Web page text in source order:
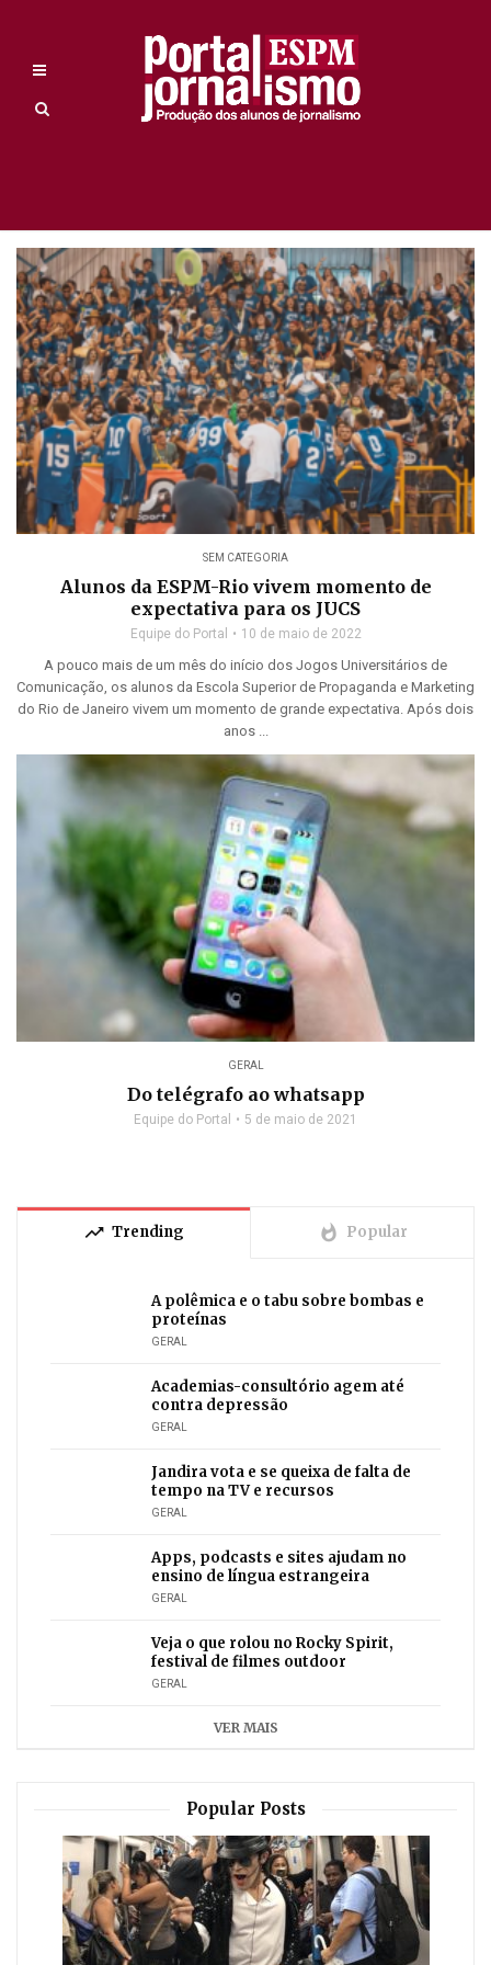
SEM CATEGORIA
Alunos da ESPM-Rio vivem momento de
expectativa para os JUCS
Equipe do Portal 10 de maio de 2022
A pouco mais de um mês do início dos Jogos Universitários de
Comunicação, os alunos da Escola Superior de Propaganda e Marketing
do Rio de Janeiro vivem um momento de grande expectativa. Após dois
anos ...
GERAL
Do telégrafo ao whatsapp
Equipe do Portal 5 de maio de 2021
trending_up Trending whatshot Popular
A polêmica e o tabu sobre bombas e
proteínas
GERAL
Academias-consultório agem até
contra depressão
GERAL
Jandira vota e se queixa de falta de
tempo na TV e recursos
GERAL
Apps, podcasts e sites ajudam no
ensino de língua estrangeira
GERAL
Veja o que rolou no Rocky Spirit,
festival de filmes outdoor
GERAL
VER MAIS
Popular Posts